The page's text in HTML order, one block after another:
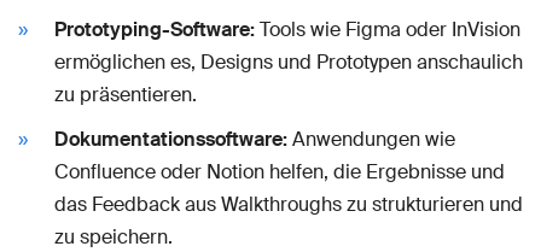
Prototyping-Software:Tools wie Figma oder InVision
ermöglichen es, Designs und Prototypen anschaulich
zu präsentieren.
Dokumentationssoftware:Anwendungen wie
Confluence oder Notion helfen, die Ergebnisse und
das Feedback aus Walkthroughs zu strukturieren und
zu speichern.